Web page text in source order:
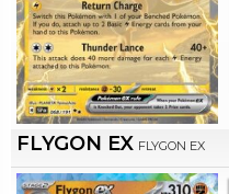
FLYGON EX FLYGON EX